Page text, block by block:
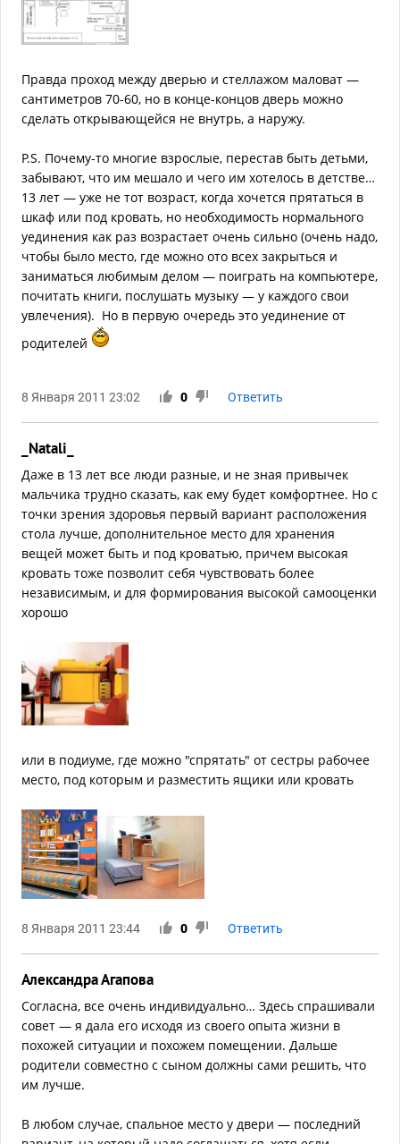
Правда проход между дверью и стеллажом маловат —
сантиметров 70-60, но в конце-концов дверь можно
сделать открывающейся не внутрь, а наружу.
P.S. Почему-то многие взрослые, перестав быть детьми,
забывают, что им мешало и чего им хотелось в детстве…
13 лет — уже не тот возраст, когда хочется прятаться в
шкаф или под кровать, но необходимость нормального
уединения как раз возрастает очень сильно (очень надо,
чтобы было место, где можно ото всех закрыться и
заниматься любимым делом — поиграть на компьютере,
почитать книги, послушать музыку — у каждого свои
увлечения). Но в первую очередь это уединение от
родителей
8 Января 2011 23:02 0 Ответить
_Natali_
Даже в 13 лет все люди разные, и не зная привычек
мальчика трудно сказать, как ему будет комфортнее. Но с
точки зрения здоровья первый вариант расположения
стола лучше, дополнительное место для хранения
вещей может быть и под кроватью, причем высокая
кровать тоже позволит себя чувствовать более
независимым, и для формирования высокой самооценки
хорошо
или в подиуме, где можно "спрятать" от сестры рабочее
место, под которым и разместить ящики или кровать
8 Января 2011 23:44 0 Ответить
Александра Агапова
Согласна, все очень индивидуально… Здесь спрашивали
совет — я дала его исходя из своего опыта жизни в
похожей ситуации и похожем помещении. Дальше
родители совместно с сыном должны сами решить, что
им лучше.
В любом случае, спальное место у двери — последний